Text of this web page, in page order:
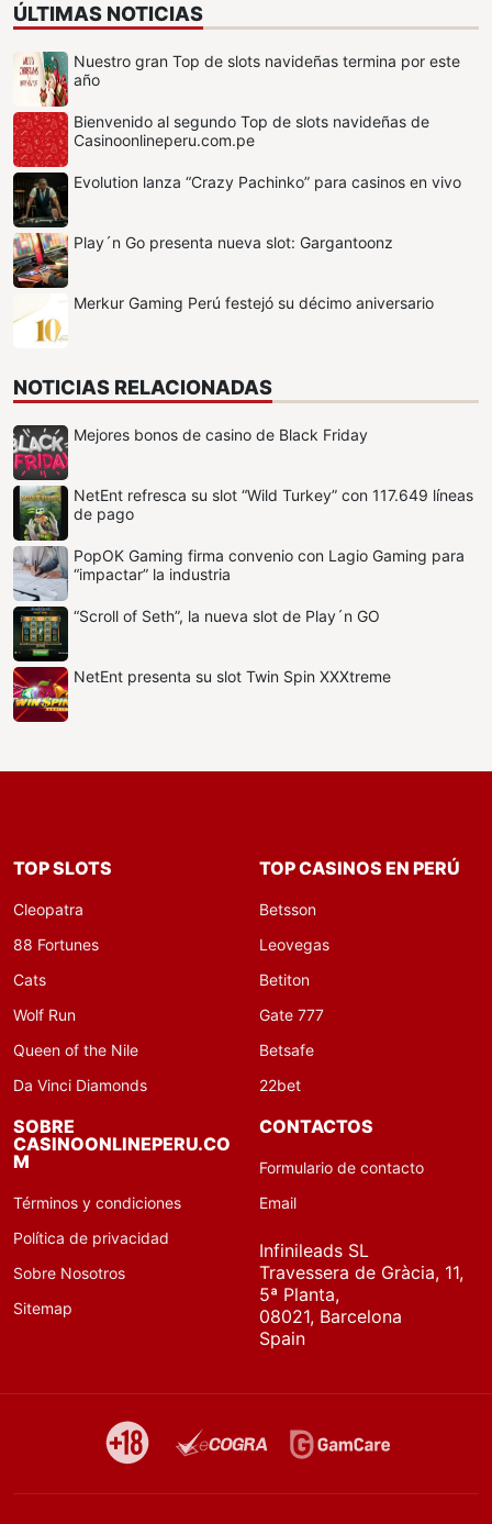
ÚLTIMAS NOTICIAS
Nuestro gran Top de slots navideñas termina por este
año
Bienvenido al segundo Top de slots navideñas de
Casinoonlineperu.com.pe
Evolution lanza “Crazy Pachinko” para casinos en vivo
Play´n Go presenta nueva slot: Gargantoonz
Merkur Gaming Perú festejó su décimo aniversario
NOTICIAS RELACIONADAS
Mejores bonos de casino de Black Friday
NetEnt refresca su slot “Wild Turkey” con 117.649 líneas
de pago
PopOK Gaming firma convenio con Lagio Gaming para
“impactar” la industria
“Scroll of Seth”, la nueva slot de Play´n GO
NetEnt presenta su slot Twin Spin XXXtreme
TOP SLOTS
Cleopatra
88 Fortunes
Cats
Wolf Run
Queen of the Nile
Da Vinci Diamonds
TOP CASINOS EN PERÚ
Betsson
Leovegas
Betiton
Gate 777
Betsafe
22bet
SOBRE
CASINOONLINEPERU.CO
M
Términos y condiciones
Política de privacidad
Sobre Nosotros
Sitemap
CONTACTOS
Formulario de contacto
Email
Infinileads SL
Travessera de Gràcia, 11,
5ª Planta,
08021, Barcelona
Spain